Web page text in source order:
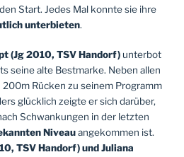
Start. Jedes Mal konnte sie ihre
unterbieten.
(Jg 2010, TSV Handorf) unterbot
seine alte Bestmarke. Neben allen
Rücken zu seinem Programm
glücklich zeigte er sich darüber,
Schwankungen in der letzten
Niveauangekommen ist.
TSV Handorf) und Juliana